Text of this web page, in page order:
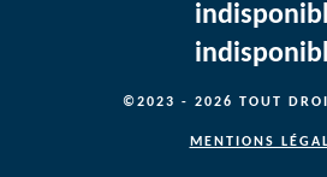
©2023 - 2026 TOUT
MENTIONS